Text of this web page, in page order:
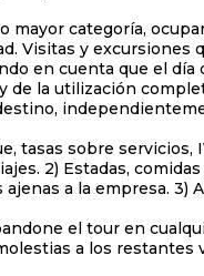
mayor categoría,
Visitas y excursiones
en cuenta que el
la utilización
tasas sobre
2) Estadas,
a la empresa.
el tour en
a los